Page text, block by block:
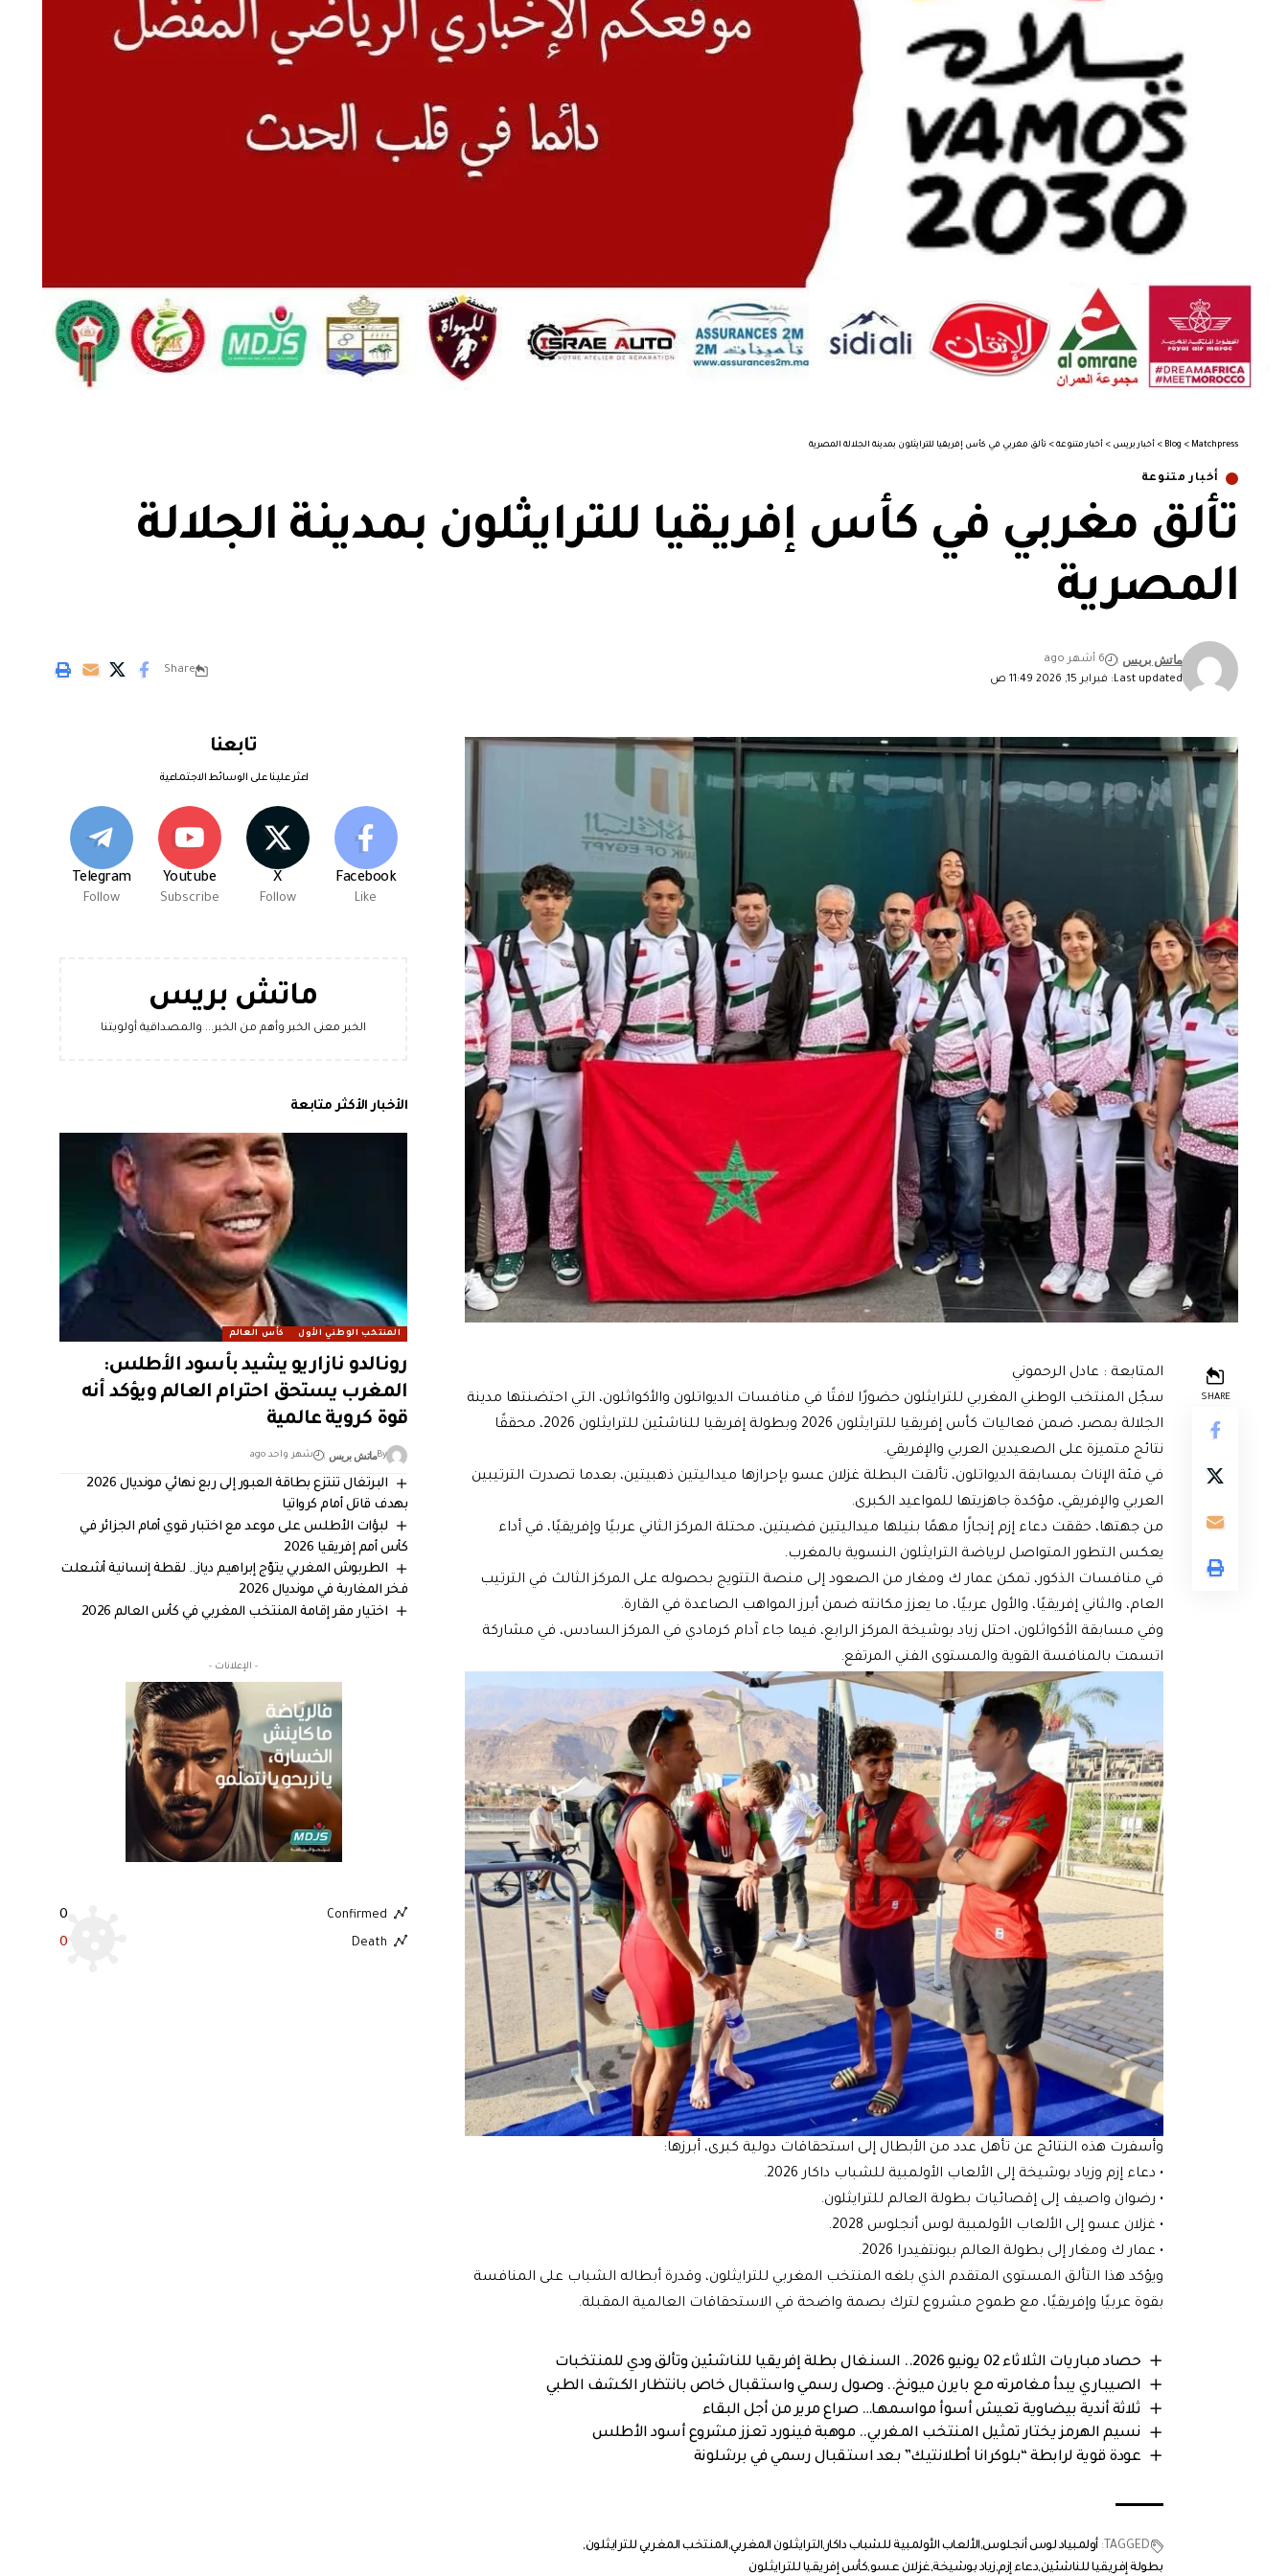
Matchpress
>
Blog
> أخبار بريس > أخبار متنوعة > تألق مغربي في كأس إفريقيا للترايثلون بمدينة الجلالة المصرية
أخبار متنوعة
تألق مغربي في كأس إفريقيا للترايثلون بمدينة الجلالة
المصرية
Last updated: فبراير 15, 2026 11:49 ص
ماتش بريس
6 أشهر ago
Share
SHARE
المتابعة : عادل الرحموني
سجّل المنتخب الوطني المغربي للترايثلون حضورًا لافتًا في منافسات الديواتلون والأكواثلون، التي احتضنتها مدينة
الجلالة بمصر، ضمن فعاليات كأس إفريقيا للترايثلون 2026 وبطولة إفريقيا للناشئين للترايثلون 2026، محققًا
نتائج متميزة على الصعيدين العربي والإفريقي.
في فئة الإناث بمسابقة الديواتلون، تألقت البطلة غزلان عسو بإحرازها ميداليتين ذهبيتين، بعدما تصدرت الترتيبين
العربي والإفريقي، مؤكدة جاهزيتها للمواعيد الكبرى.
من جهتها، حققت دعاء إزم إنجازًا مهمًا بنيلها ميداليتين فضيتين، محتلة المركز الثاني عربيًا وإفريقيًا، في أداء
يعكس التطور المتواصل لرياضة الترايثلون النسوية بالمغرب.
في منافسات الذكور، تمكن عمار ك ومغار من الصعود إلى منصة التتويج بحصوله على المركز الثالث في الترتيب
العام، والثاني إفريقيًا، والأول عربيًا، ما يعزز مكانته ضمن أبرز المواهب الصاعدة في القارة.
وفي مسابقة الأكواثلون، احتل زياد بوشيخة المركز الرابع، فيما جاء آدام كرمادي في المركز السادس، في مشاركة
اتسمت بالمنافسة القوية والمستوى الفني المرتفع.
وأسفرت هذه النتائج عن تأهل عدد من الأبطال إلى استحقاقات دولية كبرى، أبرزها:
• دعاء إزم وزياد بوشيخة إلى الألعاب الأولمبية للشباب داكار 2026.
• رضوان واصيف إلى إقصائيات بطولة العالم للترايثلون.
• غزلان عسو إلى الألعاب الأولمبية لوس أنجلوس 2028.
• عمار ك ومغار إلى بطولة العالم ببونتفيدرا 2026.
ويؤكد هذا التألق المستوى المتقدم الذي بلغه المنتخب المغربي للترايثلون، وقدرة أبطاله الشباب على المنافسة
بقوة عربيًا وإفريقيًا، مع طموح مشروع لترك بصمة واضحة في الاستحقاقات العالمية المقبلة.
حصاد مباريات الثلاثاء 02 يونيو 2026.. السنغال بطلة إفريقيا للناشئين وتألق ودي للمنتخبات
الصيباري يبدأ مغامرته مع بايرن ميونخ.. وصول رسمي واستقبال خاص بانتظار الكشف الطبي
ثلاثة أندية بيضاوية تعيش أسوأ مواسمها… صراع مرير من أجل البقاء
نسيم الهرمز يختار تمثيل المنتخب المغربي.. موهبة فينورد تعزز مشروع أسود الأطلس
عودة قوية لرابطة “بلوكرانا أطلانتيك” بعد استقبال رسمي في برشلونة
TAGGED: أولمبياد لوس أنجلوس الألعاب الأولمبية للشباب داكارالترايثلون المغربي المنتخب المغربي للترايثلون
بطولة إفريقيا للناشئيندعاء إزم زياد بوشيخة غزلان عسوكأس إفريقيا للترايثلون
تابعنا
اعثر علينا على الوسائط الاجتماعية
Facebook
Like
X
Follow
Youtube
Subscribe
Telegram
Follow
ماتش بريس
الخبر معنى الخبر وأهم من الخبر... والمصداقية أولويتنا
الأخبار الأكثر متابعة
المنتخب الوطني الأول كأس العالم
رونالدو نازاريو يشيد بأسود الأطلس:
المغرب يستحق احترام العالم ويؤكد أنه
قوة كروية عالمية
Byماتش بريس شهر واحد ago
البرتغال تنتزع بطاقة العبور إلى ربع نهائي مونديال 2026
بهدف قاتل أمام كرواتيا
لبؤات الأطلس على موعد مع اختبار قوي أمام الجزائر في
كأس أمم إفريقيا 2026
الطربوش المغربي يتوّج إبراهيم دياز.. لقطة إنسانية أشعلت
فخر المغاربة في مونديال 2026
اختيار مقر إقامة المنتخب المغربي في كأس العالم 2026
- الإعلانات -
Confirmed
0
Death
0